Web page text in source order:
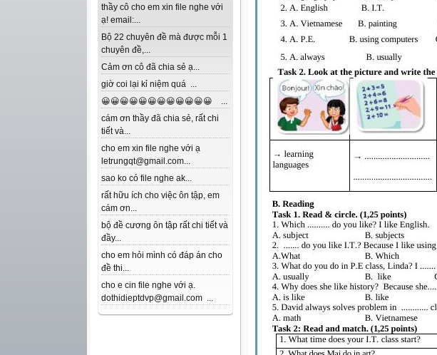
thầy cô cho em xin file nghe với
ạ! email:...
Bộ 22 chuyên đề mà được mỗi 1
chuyên đề,...
Cảm ơn cô đã chia sẻ ạ...
giờ coi lại kỉ niệm quá ...
😀😀😀😀😀😀😀😀😀😀😀😀 ...
cám ơn thầy đã chia sẻ, rất chi
tiết và...
cho em xin file nghe với ạ
letrungqt@gmail.com...
sao ko có file nghe ak...
rất hữu ích cho việc ôn tập, em
cám ơn...
bộ đề cương ôn tập rất chi tiết và
đầy...
cho em hỏi mình có đáp án cho
đề thi...
cho e cin file nghe với ạ.
dothidieptdvp@gmail.com ...